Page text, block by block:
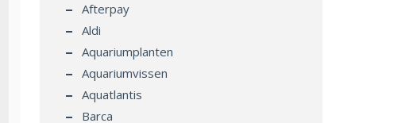
Afterpay
Aldi
Aquariumplanten
Aquariumvissen
Aquatlantis
Barca